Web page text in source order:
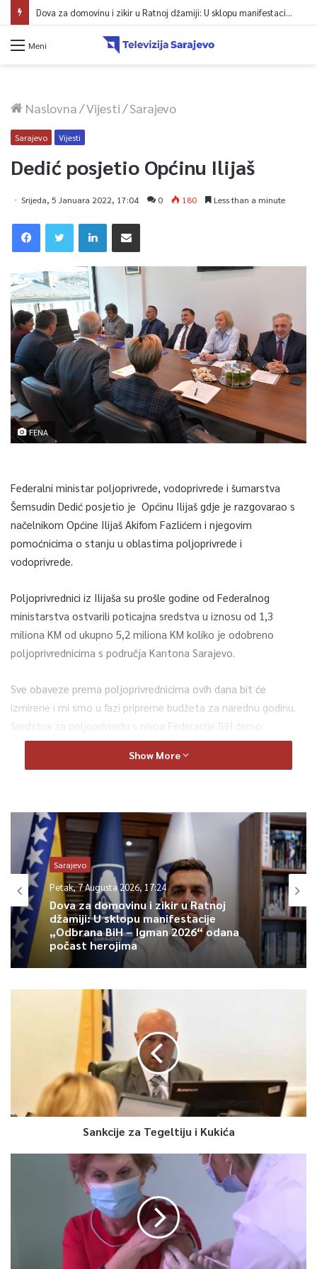
Dova za domovinu i zikir u Ratnoj džamiji: U sklopu manifestacije „Odbrana BiH – Igman 2026“ odana počast herojima
Meni
Naslovna/Vijesti/Sarajevo
Sarajevo Vijesti
Dedić posjetio Općinu Ilijaš
Srijeda, 5 Januara 2022, 17:04 0 180 Less than a minute
FENA
Federalni ministar poljoprivrede, vodoprivrede i šumarstva
Šemsudin Dedić posjetio je Općinu Ilijaš gdje je razgovarao s
načelnikom Općine Ilijaš Akifom Fazlićem i njegovim
pomoćnicima o stanju u oblastima poljoprivrede i
vodoprivrede.
Poljoprivrednici iz Ilijaša su prošle godine od Federalnog
ministarstva ostvarili poticajna sredstva u iznosu od 1,3
miliona KM od ukupno 5,2 miliona KM koliko je odobreno
poljoprivrednicima s područja Kantona Sarajevo.
Sve obaveze prema poljoprivrednicima ovih dana bit će
izmirene i mi smo u fazi pripreme budžeta za narednu godinu.
Sredstva za poljoprivredu s nivoa Federacije BiH ćemo
povećati, jer su poskupljenja repromaterijala uticala na
proizvodnu cijenu poljoprivrednih proizvoda – poručio je
0
Article Rating
Show More
Sarajevo
Petak, 7 Augusta 2026, 17:24
Dova za domovinu i zikir u Ratnoj
džamiji: U sklopu manifestacije
„Odbrana BiH – Igman 2026“ odana
počast herojima
Sankcije za Tegeltiju i Kukića